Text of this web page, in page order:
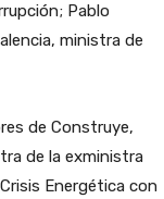
Pablo
ministra de
de Construye,
de la exministra
Energética con